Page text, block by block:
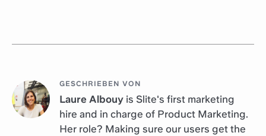
GESCHRIEBEN VON
Laure Albouy is Slite's first marketing
hire and in charge of Product Marketing.
Her role? Making sure our users get the